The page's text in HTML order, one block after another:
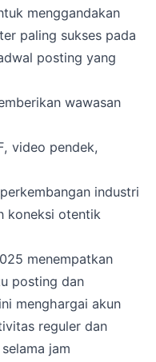
menggandakan
paling sukses pada
posting yang
wawasan
video pendek,
industri
koneksi otentik
menempatkan
posting dan
menghargai akun
reguler dan
jam